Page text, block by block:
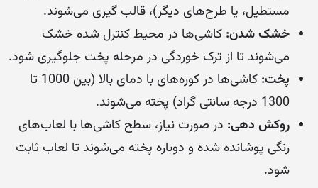
مستطیل، یا طرح‌های دیگر)، قالب گیری می‌شوند.
خشک شدن: کاشی‌ها در محیط کنترل شده خشک
می‌شوند تا از ترک خوردگی در مرحله پخت جلوگیری شود.
پخت:
کاشی‌ها در کوره‌های با دمای بالا (بین 1000 تا
1300 درجه سانتی گراد) پخته می‌شوند.
روکش دهی: در صورت نیاز، سطح کاشی‌ها با لعاب‌های
رنگی پوشانده شده و دوباره پخته می‌شوند تا لعاب ثابت
شود.